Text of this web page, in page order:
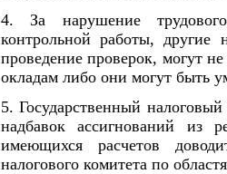
4. За нарушение трудового
контрольной работы, другие
проведение проверок, могут
окладам либо они могут быть
5. Государственный
надбавок ассигнований из
имеющихся расчетов
налогового комитета по